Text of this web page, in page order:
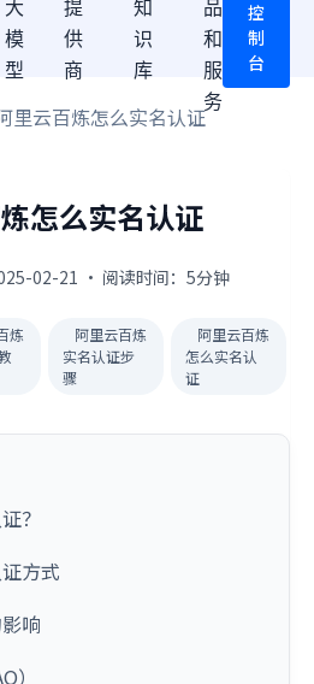
大
模
型
提
供
商
知
识
库
品
和
服
务
控
制
台
里云百炼怎么实名认证
怎么实名认证
02-21 · 阅读时间：5分钟
炼
阿里云百炼
实名认证步
骤
阿里云百炼
怎么实名认
证
？
方式
响
）